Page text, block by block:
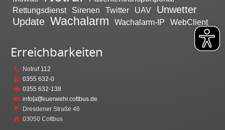
Rettungsdienst
Sirenen Twitter UAV
Unwetter
Update Wachalarm Wachalarm-IP WebClient
Erreichbarkeiten
Notruf 112
0355 632-0
0355 632-138
info[at]feuerwehr.cottbus.de
Dresdener Straße 46
03050 Cottbus